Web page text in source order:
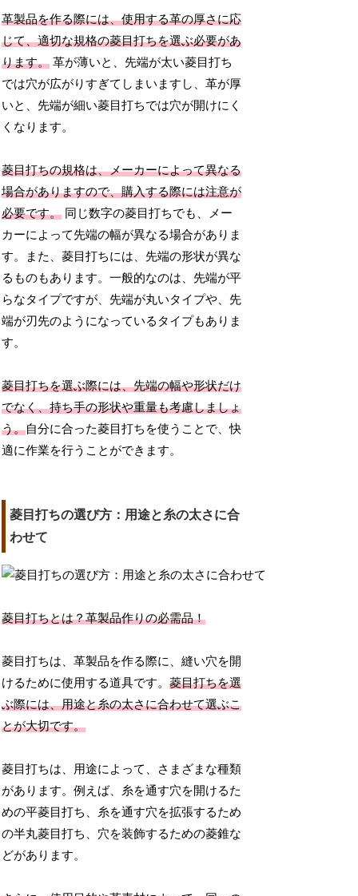
革製品を作る際には、使用する革の厚さに応
じて、適切な規格の菱目打ちを選ぶ必要があ
ります。 革が薄いと、先端が太い菱目打ち
では穴が広がりすぎてしまいますし、革が厚
いと、先端が細い菱目打ちでは穴が開けにく
くなります。
菱目打ちの規格は、メーカーによって異なる
場合がありますので、購入する際には注意が
必要です。 同じ数字の菱目打ちでも、メー
カーによって先端の幅が異なる場合がありま
す。また、菱目打ちには、先端の形状が異な
るものもあります。一般的なのは、先端が平
らなタイプですが、先端が丸いタイプや、先
端が刃先のようになっているタイプもありま
す。
菱目打ちを選ぶ際には、先端の幅や形状だけ
でなく、持ち手の形状や重量も考慮しましょ
う。自分に合った菱目打ちを使うことで、快
適に作業を行うことができます。
菱目打ちの選び方：用途と糸の太さに合
わせて
菱目打ちとは？革製品作りの必需品！
菱目打ちは、革製品を作る際に、縫い穴を開
けるために使用する道具です。菱目打ちを選
ぶ際には、用途と糸の太さに合わせて選ぶこ
とが大切です。
菱目打ちは、用途によって、さまざまな種類
があります。例えば、糸を通す穴を開けるた
めの平菱目打ち、糸を通す穴を拡張するため
の半丸菱目打ち、穴を装飾するための菱錐な
どがあります。